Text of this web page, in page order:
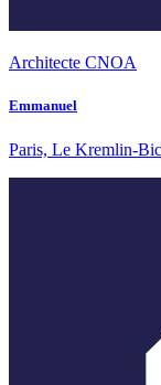
Architecte CNOA
Emmanuel
Paris, Le Kremlin-